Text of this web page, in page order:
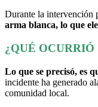
Durante la intervención
arma blanca, lo que
¿QUÉ
Lo que se precisó, es
incidente ha generado
comunidad local.